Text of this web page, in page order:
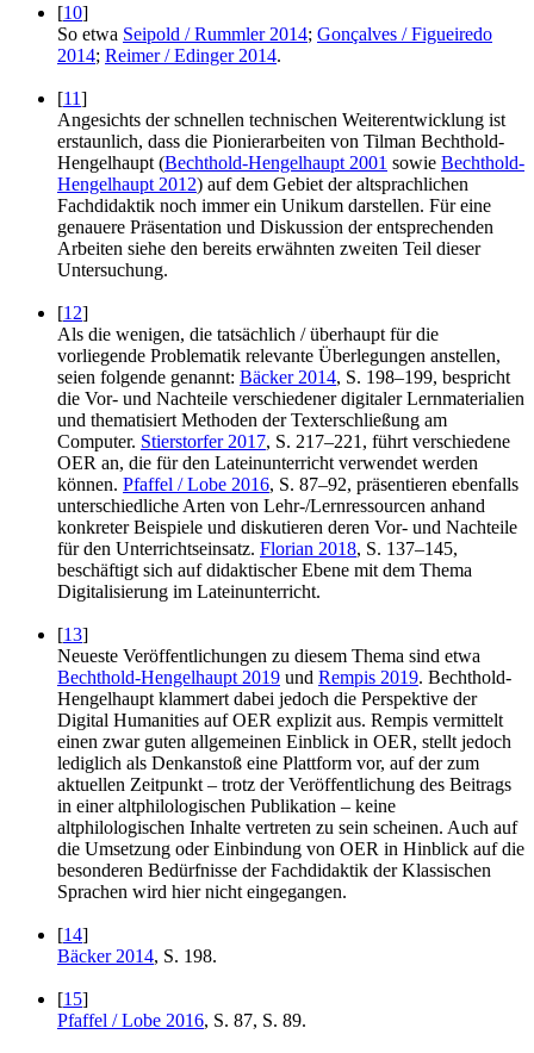
[10]
So etwa Seipold / Rummler 2014; Gonçalves / Figueiredo
2014; Reimer / Edinger 2014.
[11]
Angesichts der schnellen technischen Weiterentwicklung ist
erstaunlich, dass die Pionierarbeiten von Tilman Bechthold-
Hengelhaupt (Bechthold-Hengelhaupt 2001 sowie Bechthold-
Hengelhaupt 2012) auf dem Gebiet der altsprachlichen
Fachdidaktik noch immer ein Unikum darstellen. Für eine
genauere Präsentation und Diskussion der entsprechenden
Arbeiten siehe den bereits erwähnten zweiten Teil dieser
Untersuchung.
[12]
Als die wenigen, die tatsächlich / überhaupt für die
vorliegende Problematik relevante Überlegungen anstellen,
seien folgende genannt: Bäcker 2014, S. 198–199, bespricht
die Vor- und Nachteile verschiedener digitaler Lernmaterialien
und thematisiert Methoden der Texterschließung am
Computer. Stierstorfer 2017, S. 217–221, führt verschiedene
OER an, die für den Lateinunterricht verwendet werden
können. Pfaffel / Lobe 2016, S. 87–92, präsentieren ebenfalls
unterschiedliche Arten von Lehr-/Lernressourcen anhand
konkreter Beispiele und diskutieren deren Vor- und Nachteile
für den Unterrichtseinsatz. Florian 2018, S. 137–145,
beschäftigt sich auf didaktischer Ebene mit dem Thema
Digitalisierung im Lateinunterricht.
[13]
Neueste Veröffentlichungen zu diesem Thema sind etwa
Bechthold-Hengelhaupt 2019 und Rempis 2019. Bechthold-
Hengelhaupt klammert dabei jedoch die Perspektive der
Digital Humanities auf OER explizit aus. Rempis vermittelt
einen zwar guten allgemeinen Einblick in OER, stellt jedoch
lediglich als Denkanstoß eine Plattform vor, auf der zum
aktuellen Zeitpunkt – trotz der Veröffentlichung des Beitrags
in einer altphilologischen Publikation – keine
altphilologischen Inhalte vertreten zu sein scheinen. Auch auf
die Umsetzung oder Einbindung von OER in Hinblick auf die
besonderen Bedürfnisse der Fachdidaktik der Klassischen
Sprachen wird hier nicht eingegangen.
[14]
Bäcker 2014, S. 198.
[15]
Pfaffel / Lobe 2016, S. 87, S. 89.